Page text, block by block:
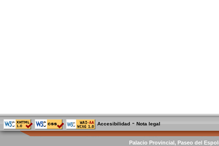
Accesibilidad -Nota legal
Palacio Provincial, Paseo del